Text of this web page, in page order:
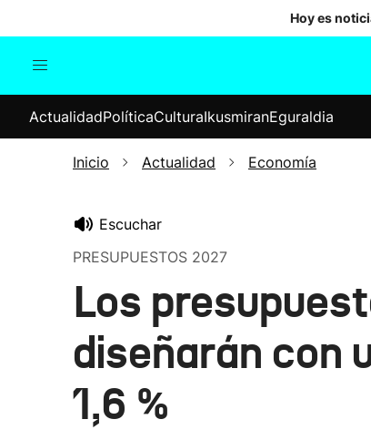
Hoy es
Internacional
Elecciones
ActualidadPolíticaCulturaIkusmiranEguraldia
Inicio Actualidad Economía
Escuchar
PRESUPUESTOS 2027
Los
diseñarán con
1,6 %